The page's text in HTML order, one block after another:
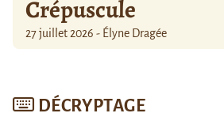
Crépuscule
27 juillet 2026 - Élyne Dragée
DÉCRYPTAGE